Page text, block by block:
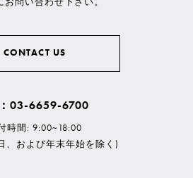
CONTACT US
03-6659-6700
時間: 9:00~18:00
および年末年始を除く)